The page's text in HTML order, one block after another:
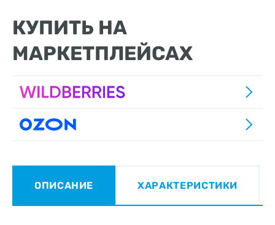
КУПИТЬ НА
МАРКЕТПЛЕЙСАХ
ОПИСАНИЕ ХАРАКТЕРИСТИКИ